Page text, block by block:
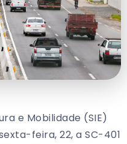
e Mobilidade (SIE)
feira, 22, a SC-401